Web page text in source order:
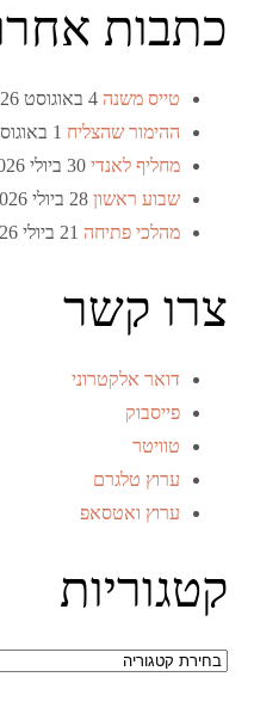
כתבות
טייס משנה 4 באוגוסט 2026
ההימור שהצליח 1 באוגוסט 2026
מחליף לאנדי 30 ביולי 2026
שבוע ראשון 28 ביולי 2026
מהלכי פתיחה 21 ביולי 2026
צרו קשר
דואר אלקטרוני
פייסבוק
טוויטר
ערוץ טלגרם
ערוץ ואטסאפ
קטגוריות
קטגוריות